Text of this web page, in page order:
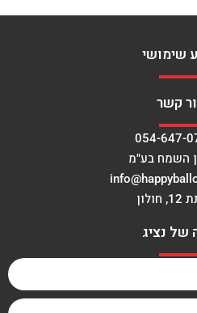
שימושי
קשר
054-647-
השמח בע"מ
של נציג